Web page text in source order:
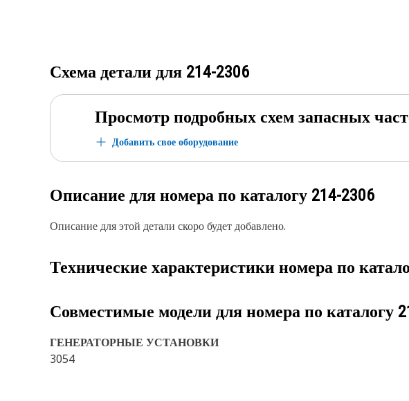
Схема детали для 214-2306
Просмотр подробных схем запасных
Добавить свое оборудование
Описание для номера по каталогу 214-2306
Описание для этой детали скоро будет добавлено.
Технические характеристики номера по
Совместимые модели для номера по каталогу
ГЕНЕРАТОРНЫЕ УСТАНОВКИ
3054